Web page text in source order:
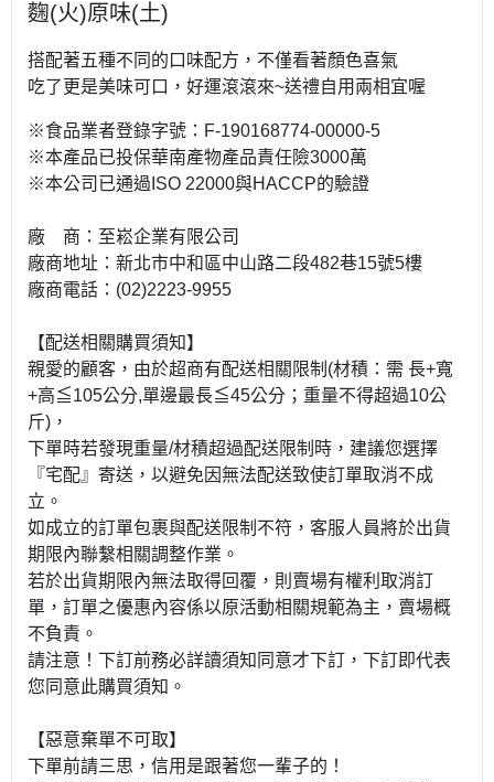
麴(火)原味(土)
搭配著五種不同的口味配方，不僅看著顏色喜氣
吃了更是美味可口，好運滾滾來~送禮自用兩相宜喔
※食品業者登錄字號：F-190168774-00000-5
※本產品已投保華南產物產品責任險3000萬
※本公司已通過ISO 22000與HACCP的驗證
廠 商：至崧企業有限公司
廠商地址：新北市中和區中山路二段482巷15號5樓
廠商電話：(02)2223-9955
【配送相關購買須知】
親愛的顧客，由於超商有配送相關限制(材積：需 長+寬
+高≦105公分,單邊最長≦45公分；重量不得超過10公
斤)，
下單時若發現重量/材積超過配送限制時，建議您選擇
『宅配』寄送，以避免因無法配送致使訂單取消不成
立。
如成立的訂單包裹與配送限制不符，客服人員將於出貨
期限內聯繫相關調整作業。
若於出貨期限內無法取得回覆，則賣場有權利取消訂
單，訂單之優惠內容係以原活動相關規範為主，賣場概
不負責。
請注意！下訂前務必詳讀須知同意才下訂，下訂即代表
您同意此購買須知。
【惡意棄單不可取】
下單前請三思，信用是跟著您一輩子的！